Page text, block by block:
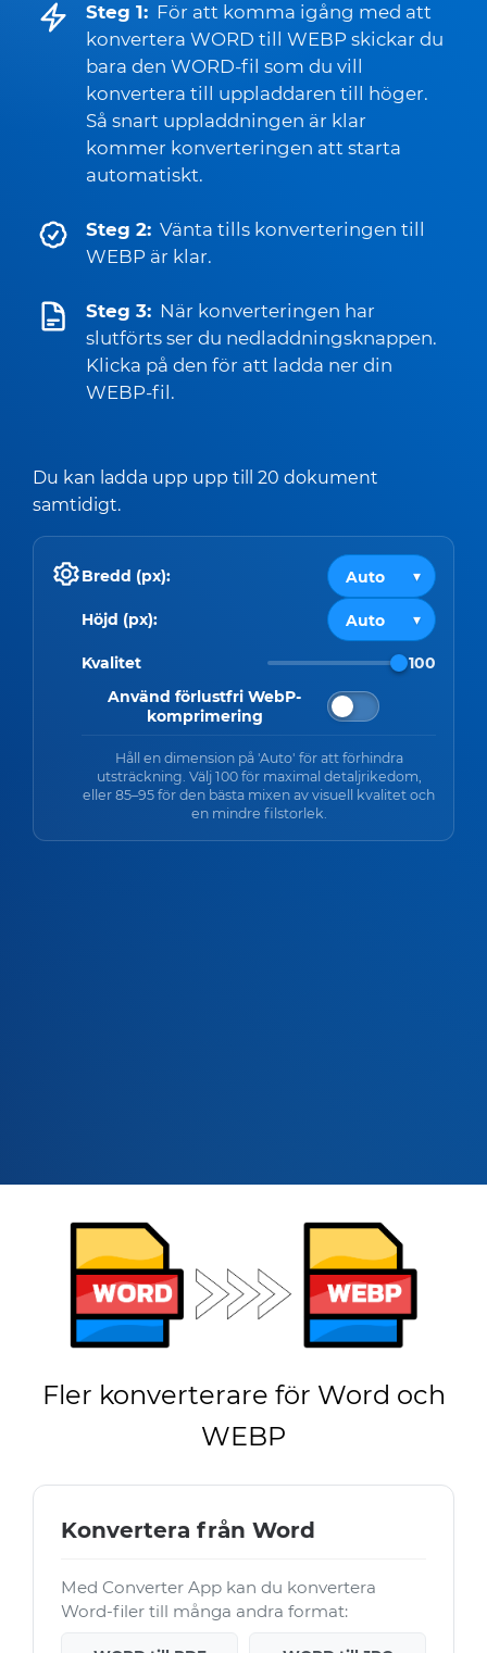
Steg 1: För att komma igång med att
konvertera WORD till WEBP skickar du
bara den WORD-fil som du vill
konvertera till uppladdaren till höger.
Så snart uppladdningen är klar
kommer konverteringen att starta
automatiskt.
Steg 2: Vänta tills konverteringen till
WEBP är klar.
Steg 3: När konverteringen har
slutförts ser du nedladdningsknappen.
Klicka på den för att ladda ner din
WEBP-fil.
Du kan ladda upp upp till 20 dokument
samtidigt.
Bredd (px):
Höjd (px):
Kvalitet
100
Använd förlustfri WebP-
komprimering
Håll en dimension på 'Auto' för att förhindra
utsträckning. Välj 100 för maximal detaljrikedom,
eller 85–95 för den bästa mixen av visuell kvalitet och
en mindre filstorlek.
Fler konverterare för Word och
WEBP
Konvertera från Word
Med Converter App kan du konvertera
Word-filer till många andra format: